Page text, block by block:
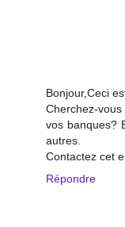
Bonjour,Ceci
Cherchez-
vos banques?
autres.
Contactez cet
Répondre